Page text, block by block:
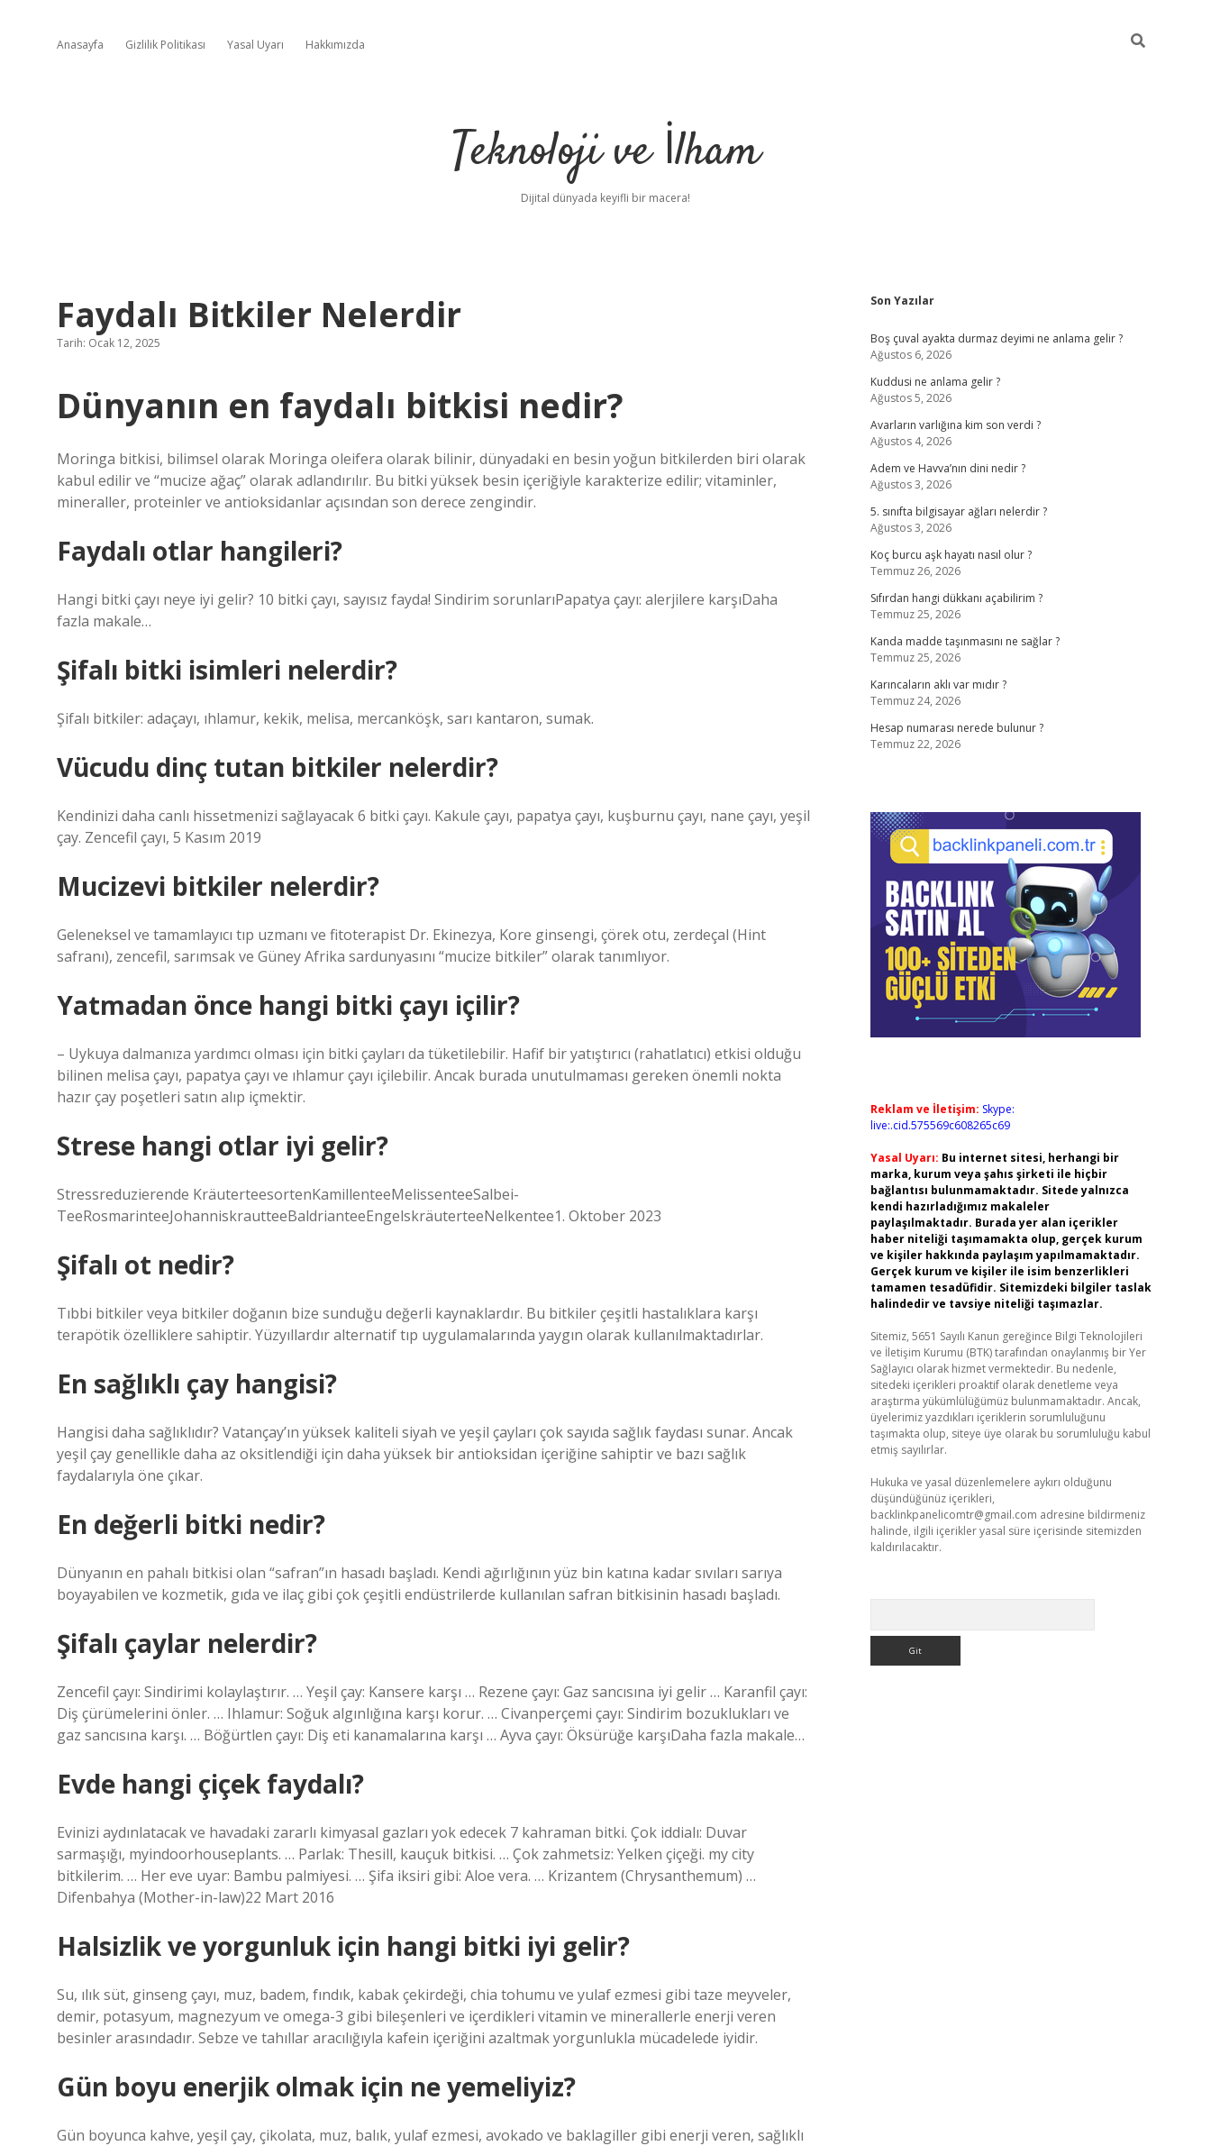
Anasayfa Gizlilik Politikası Yasal Uyarı Hakkımızda
Teknoloji ve İlham
Dijital dünyada keyifli bir macera!
Faydalı Bitkiler Nelerdir
Tarih: Ocak 12, 2025
Dünyanın en faydalı bitkisi nedir?
Moringa bitkisi, bilimsel olarak Moringa oleifera olarak bilinir, dünyadaki en besin yoğun bitkilerden biri olarak
kabul edilir ve “mucize ağaç” olarak adlandırılır. Bu bitki yüksek besin içeriğiyle karakterize edilir; vitaminler,
mineraller, proteinler ve antioksidanlar açısından son derece zengindir.
Faydalı otlar hangileri?
Hangi bitki çayı neye iyi gelir? 10 bitki çayı, sayısız fayda! Sindirim sorunlarıPapatya çayı: alerjilere karşıDaha
fazla makale…
Şifalı bitki isimleri nelerdir?
Şifalı bitkiler: adaçayı, ıhlamur, kekik, melisa, mercanköşk, sarı kantaron, sumak.
Vücudu dinç tutan bitkiler nelerdir?
Kendinizi daha canlı hissetmenizi sağlayacak 6 bitki çayı. Kakule çayı, papatya çayı, kuşburnu çayı, nane çayı, yeşil
çay. Zencefil çayı, 5 Kasım 2019
Mucizevi bitkiler nelerdir?
Geleneksel ve tamamlayıcı tıp uzmanı ve fitoterapist Dr. Ekinezya, Kore ginsengi, çörek otu, zerdeçal (Hint
safranı), zencefil, sarımsak ve Güney Afrika sardunyasını “mucize bitkiler” olarak tanımlıyor.
Yatmadan önce hangi bitki çayı içilir?
– Uykuya dalmanıza yardımcı olması için bitki çayları da tüketilebilir. Hafif bir yatıştırıcı (rahatlatıcı) etkisi olduğu
bilinen melisa çayı, papatya çayı ve ıhlamur çayı içilebilir. Ancak burada unutulmaması gereken önemli nokta
hazır çay poşetleri satın alıp içmektir.
Strese hangi otlar iyi gelir?
Stressreduzierende KräuterteesortenKamillenteeMelissenteeSalbei-
TeeRosmarinteeJohanniskrautteeBaldrianteeEngelskräuterteeNelkentee1. Oktober 2023
Şifalı ot nedir?
Tıbbi bitkiler veya bitkiler doğanın bize sunduğu değerli kaynaklardır. Bu bitkiler çeşitli hastalıklara karşı
terapötik özelliklere sahiptir. Yüzyıllardır alternatif tıp uygulamalarında yaygın olarak kullanılmaktadırlar.
En sağlıklı çay hangisi?
Hangisi daha sağlıklıdır? Vatançay’ın yüksek kaliteli siyah ve yeşil çayları çok sayıda sağlık faydası sunar. Ancak
yeşil çay genellikle daha az oksitlendiği için daha yüksek bir antioksidan içeriğine sahiptir ve bazı sağlık
faydalarıyla öne çıkar.
En değerli bitki nedir?
Dünyanın en pahalı bitkisi olan “safran”ın hasadı başladı. Kendi ağırlığının yüz bin katına kadar sıvıları sarıya
boyayabilen ve kozmetik, gıda ve ilaç gibi çok çeşitli endüstrilerde kullanılan safran bitkisinin hasadı başladı.
Şifalı çaylar nelerdir?
Zencefil çayı: Sindirimi kolaylaştırır. … Yeşil çay: Kansere karşı … Rezene çayı: Gaz sancısına iyi gelir … Karanfil çayı:
Diş çürümelerini önler. … Ihlamur: Soğuk algınlığına karşı korur. … Civanperçemi çayı: Sindirim bozuklukları ve
gaz sancısına karşı. … Böğürtlen çayı: Diş eti kanamalarına karşı … Ayva çayı: Öksürüğe karşıDaha fazla makale…
Evde hangi çiçek faydalı?
Evinizi aydınlatacak ve havadaki zararlı kimyasal gazları yok edecek 7 kahraman bitki. Çok iddialı: Duvar
sarmaşığı, myindoorhouseplants. … Parlak: Thesill, kauçuk bitkisi. … Çok zahmetsiz: Yelken çiçeği. my city
bitkilerim. … Her eve uyar: Bambu palmiyesi. … Şifa iksiri gibi: Aloe vera. … Krizantem (Chrysanthemum) …
Difenbahya (Mother-in-law)22 Mart 2016
Halsizlik ve yorgunluk için hangi bitki iyi gelir?
Su, ılık süt, ginseng çayı, muz, badem, fındık, kabak çekirdeği, chia tohumu ve yulaf ezmesi gibi taze meyveler,
demir, potasyum, magnezyum ve omega-3 gibi bileşenleri ve içerdikleri vitamin ve minerallerle enerji veren
besinler arasındadır. Sebze ve tahıllar aracılığıyla kafein içeriğini azaltmak yorgunlukla mücadelede iyidir.
Gün boyu enerjik olmak için ne yemeliyiz?
Gün boyunca kahve, yeşil çay, çikolata, muz, balık, yulaf ezmesi, avokado ve baklagiller gibi enerji veren, sağlıklı
Sidebar
Son Yazılar
Boş çuval ayakta durmaz deyimi ne anlama gelir ?
Ağustos 6, 2026
Kuddusi ne anlama gelir ?
Ağustos 5, 2026
Avarların varlığına kim son verdi ?
Ağustos 4, 2026
Adem ve Havva’nın dini nedir ?
Ağustos 3, 2026
5. sınıfta bilgisayar ağları nelerdir ?
Ağustos 3, 2026
Koç burcu aşk hayatı nasıl olur ?
Temmuz 26, 2026
Sıfırdan hangi dükkanı açabilirim ?
Temmuz 25, 2026
Kanda madde taşınmasını ne sağlar ?
Temmuz 25, 2026
Karıncaların aklı var mıdır ?
Temmuz 24, 2026
Hesap numarası nerede bulunur ?
Temmuz 22, 2026
Reklam ve İletişim: Skype:
live:.cid.575569c608265c69
Yasal Uyarı: Bu internet sitesi, herhangi bir
marka, kurum veya şahıs şirketi ile hiçbir
bağlantısı bulunmamaktadır. Sitede yalnızca
kendi hazırladığımız makaleler
paylaşılmaktadır. Burada yer alan içerikler
haber niteliği taşımamakta olup, gerçek kurum
ve kişiler hakkında paylaşım yapılmamaktadır.
Gerçek kurum ve kişiler ile isim benzerlikleri
tamamen tesadüfidir. Sitemizdeki bilgiler taslak
halindedir ve tavsiye niteliği taşımazlar.
Sitemiz, 5651 Sayılı Kanun gereğince Bilgi Teknolojileri
ve İletişim Kurumu (BTK) tarafından onaylanmış bir Yer
Sağlayıcı olarak hizmet vermektedir. Bu nedenle,
sitedeki içerikleri proaktif olarak denetleme veya
araştırma yükümlülüğümüz bulunmamaktadır. Ancak,
üyelerimiz yazdıkları içeriklerin sorumluluğunu
taşımakta olup, siteye üye olarak bu sorumluluğu kabul
etmiş sayılırlar.
Hukuka ve yasal düzenlemelere aykırı olduğunu
düşündüğünüz içerikleri,
backlinkpanelicomtr@gmail.com adresine bildirmeniz
halinde, ilgili içerikler yasal süre içerisinde sitemizden
kaldırılacaktır.